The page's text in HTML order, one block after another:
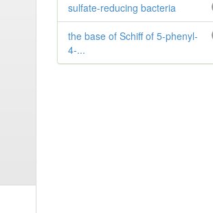
sulfate-reducing bacteria
the base of Schiff of 5-phenyl-
4-...